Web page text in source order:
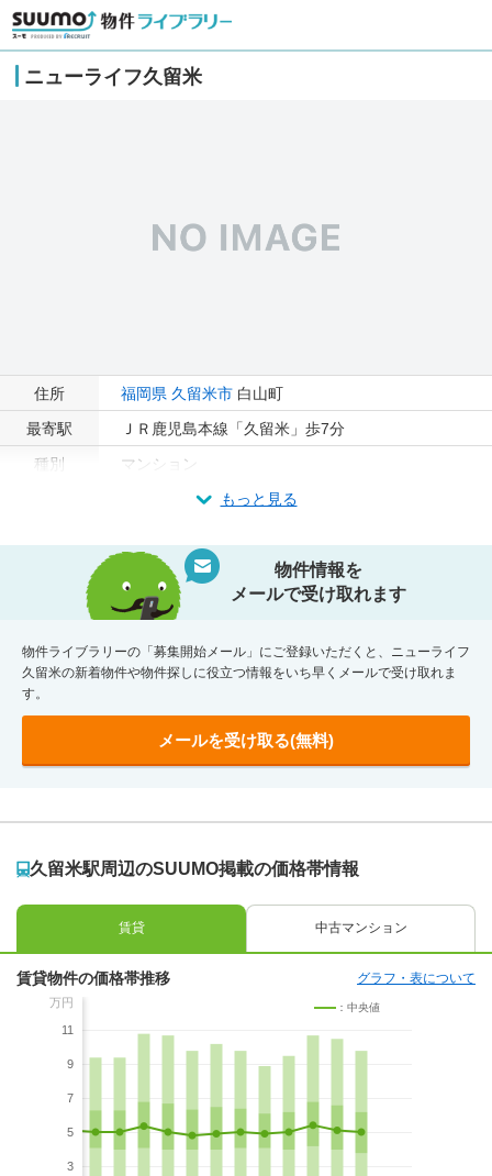
ニューライフ久留米
住所 福岡県 久留米市 白山町
最寄駅
ＪＲ鹿児島本線「久留米」歩7分
種別
マンション
もっと見る
物件情報を
メールで受け取れます
物件ライブラリーの「募集開始メール」にご登録いただくと、ニューライフ
久留米の新着物件や物件探しに役立つ情報をいち早くメールで受け取れま
す。
メールを受け取る(無料)
久留米駅周辺のSUUMO掲載の価格帯情報
賃貸 中古マンション
賃貸物件の価格帯推移 グラフ・表について
万円
11
9
7
5
3
：中央値